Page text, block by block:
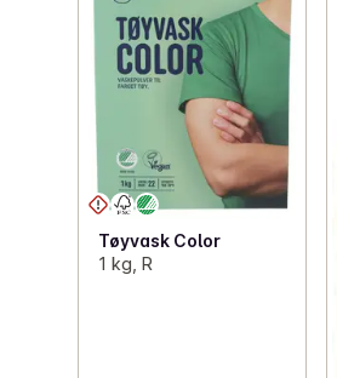
Tøyvask Color
1 kg, R